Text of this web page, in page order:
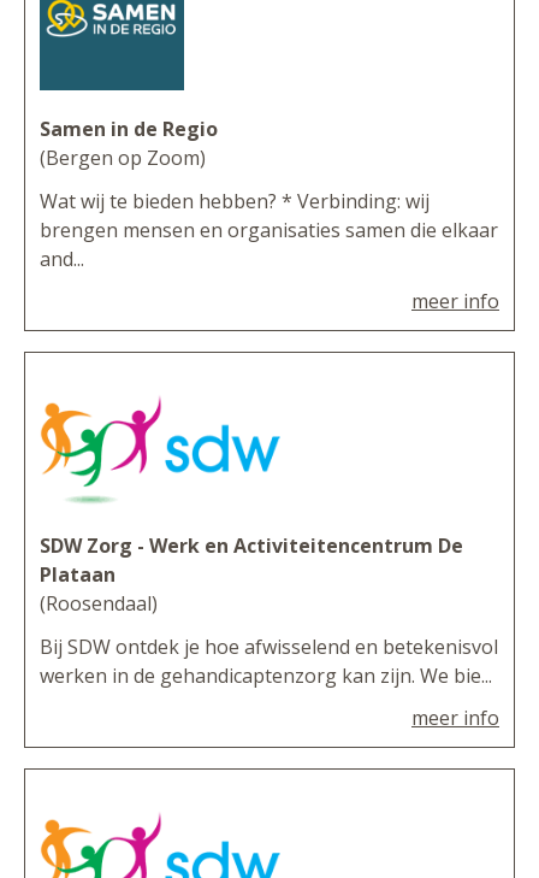
Samen in de Regio
(Bergen op Zoom)
Wat wij te bieden hebben? * Verbinding: wij
brengen mensen en organisaties samen die elkaar
and...
meer info
SDW Zorg - Werk en Activiteitencentrum De
Plataan
(Roosendaal)
Bij SDW ontdek je hoe afwisselend en betekenisvol
werken in de gehandicaptenzorg kan zijn. We bie...
meer info